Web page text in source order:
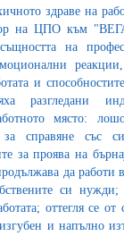
здраве на
на ЦПО към
на
и
разгледани
място:
справяне със
за проява на
да работи
си
оттегля се
и напълно